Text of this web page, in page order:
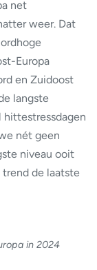
net
weer. Dat
Europa
en Zuidoost
langste
nét geen
niveau ooit
de laatste
in 2024